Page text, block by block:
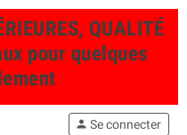
QUALITÉ
pour quelques
person Se connecter